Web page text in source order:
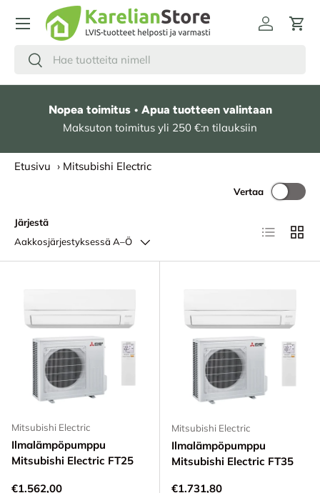
HYPPÄÄ SISÄLTÖÖN
Hae
Etsi
Kirjaudu
Nopea toimitus • Apua tuotteen valintaan
Maksuton toimitus yli 250 €:n tilauksiin
Etusivu › Mitsubishi Electric
Järjestä
Aakkosjärjestyksessä A–Ö
Vertaa
Lista
Mitsubishi Electric
Ilmalämpöpumppu
Mitsubishi Electric FT25
Normaali hinta
€1.562,00
Mitsubishi Electric
Ilmalämpöpumppu
Mitsubishi Electric FT35
Normaali hinta
€1.731,80